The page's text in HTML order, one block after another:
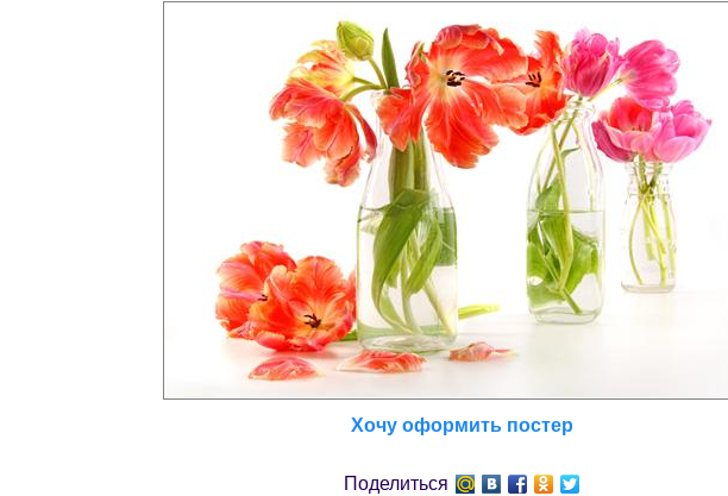
Хочу оформить постер
Поделиться